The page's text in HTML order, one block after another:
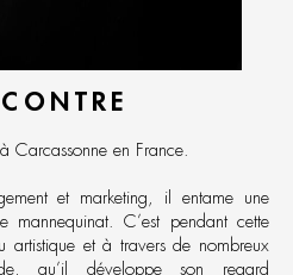
Carcassonne en France.
et marketing, il entame une
mannequinat. C’est pendant cette
artistique et à travers de nombreux
qu’il développe son regard